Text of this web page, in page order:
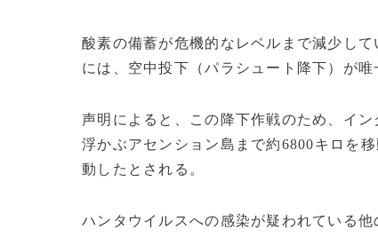
酸素の備蓄が危機的なレベルまで減少し
には、空中投下（パラシュート降下）が
声明によると、この降下作戦のため、イ
浮かぶアセンション島まで約6800キロを
動したとされる。
ハンタウイルスへの感染が疑われている